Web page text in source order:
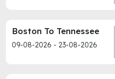
Boston To Tennessee
09-08-2026 - 23-08-2026